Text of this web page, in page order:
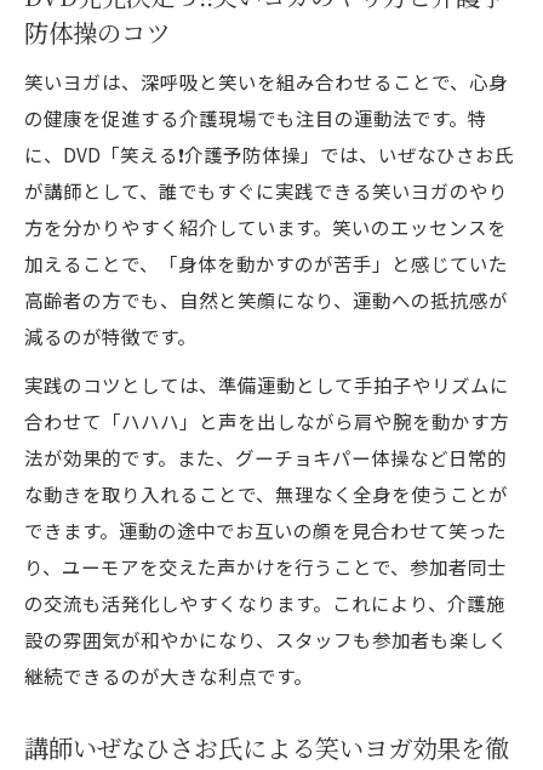
を下げる
講師いぜなひさお氏の笑いネタで利用者の
笑顔を創出
笑える❗️介護予防体操で高齢者もスタッフも
楽しく運動
高齢者グーチョキパー体操で自然な笑顔と
交流を実感
お笑い介護予防トレーナーが伝えるレクリ
エーション術
DVD発売決定っ‼️笑い入り体操のメリットを
徹底解説
笑える❗️介護予防体操がもたらす心身の好影
響
笑いヨガとグーチョキパー体操の魅力を比
較
アイディア
防体操のコツ
笑いヨガは、深呼吸と笑いを組み合わせることで、心身
の健康を促進する介護現場でも注目の運動法です。特
に、DVD「笑える❗️介護予防体操」では、いぜなひさお氏
が講師として、誰でもすぐに実践できる笑いヨガのやり
方を分かりやすく紹介しています。笑いのエッセンスを
加えることで、「身体を動かすのが苦手」と感じていた
高齢者の方でも、自然と笑顔になり、運動への抵抗感が
減るのが特徴です。
実践のコツとしては、準備運動として手拍子やリズムに
合わせて「ハハハ」と声を出しながら肩や腕を動かす方
法が効果的です。また、グーチョキパー体操など日常的
な動きを取り入れることで、無理なく全身を使うことが
できます。運動の途中でお互いの顔を見合わせて笑った
り、ユーモアを交えた声かけを行うことで、参加者同士
の交流も活発化しやすくなります。これにより、介護施
設の雰囲気が和やかになり、スタッフも参加者も楽しく
継続できるのが大きな利点です。
講師いぜなひさお氏による笑いヨガ効果を徹